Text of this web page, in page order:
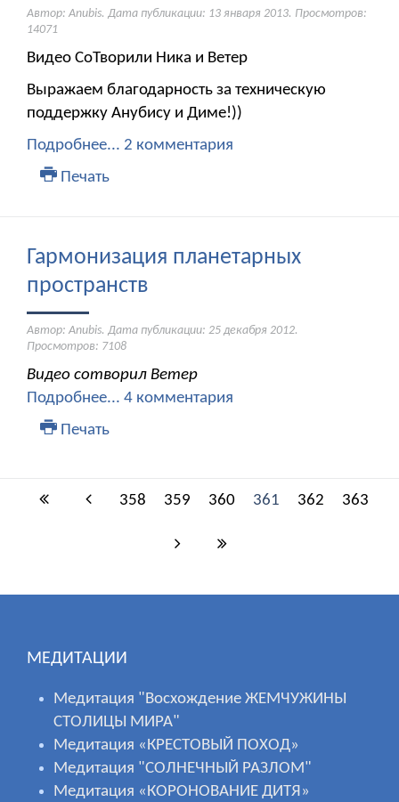
Автор: Anubis. Дата публикации: 13 января 2013. Просмотров:
14071
Видео СоТворили Ника и Ветер
Выражаем благодарность за техническую
поддержку Анубису и Диме!))
Подробнее... 2 комментария
Печать
Гармонизация планетарных
пространств
Автор: Anubis. Дата публикации: 25 декабря 2012.
Просмотров: 7108
Видео сотворил Ветер
Подробнее... 4 комментария
Печать
358 359 360 361 362 363
МЕДИТАЦИИ
Медитация "Восхождение ЖЕМЧУЖИНЫ
СТОЛИЦЫ МИРА"
Медитация «КРЕСТОВЫЙ ПОХОД»
Медитация "СОЛНЕЧНЫЙ РАЗЛОМ"
Медитация «КОРОНОВАНИЕ ДИТЯ»